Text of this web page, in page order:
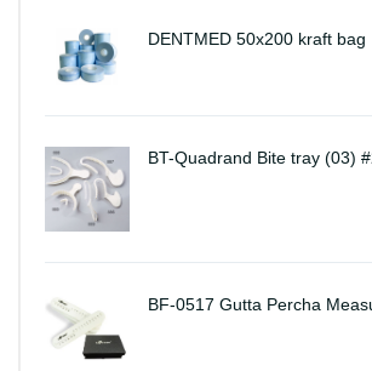
DENTMED 50x200 kraft bag
BT-Quadrand Bite tray (03)
BF-0517 Gutta Percha